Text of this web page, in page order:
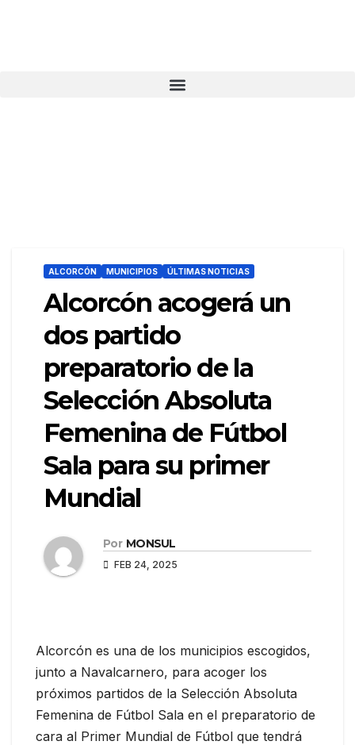
ALCORCÓN MUNICIPIOS ÚLTIMAS NOTICIAS
Alcorcón acogerá un
dos partido
preparatorio de la
Selección Absoluta
Femenina de Fútbol
Sala para su primer
Mundial
Por MONSUL
FEB 24, 2025
Alcorcón es una de los municipios escogidos,
junto a Navalcarnero, para acoger los
próximos partidos de la Selección Absoluta
Femenina de Fútbol Sala en el preparatorio de
cara al Primer Mundial de Fútbol que tendrá